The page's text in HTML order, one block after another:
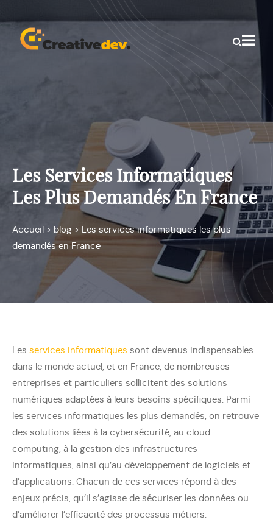
Les Services Informatiques
Les Plus Demandés En France
Accueil > blog > Les services informatiques les plus
demandés en France
Les services informatiques sont devenus indispensables
dans le monde actuel, et en France, de nombreuses
entreprises et particuliers sollicitent des solutions
numériques adaptées à leurs besoins spécifiques. Parmi
les services informatiques les plus demandés, on retrouve
des solutions liées à la cybersécurité, au cloud
computing, à la gestion des infrastructures
informatiques, ainsi qu’au développement de logiciels et
d’applications. Chacun de ces services répond à des
enjeux précis, qu’il s’agisse de sécuriser les données ou
d’améliorer l’efficacité des processus métiers.